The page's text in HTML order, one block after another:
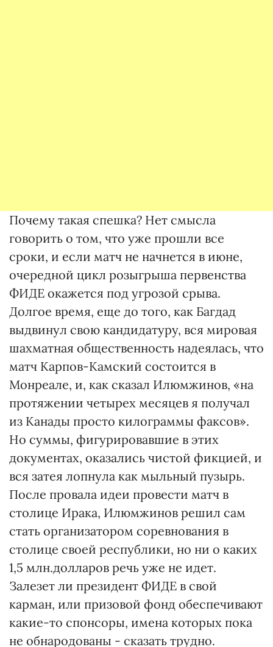
Почему такая спешка? Нет смысла
говорить о том, что уже прошли все
сроки, и если матч не начнется в июне,
очередной цикл розыгрыша первенства
ФИДЕ окажется под угрозой срыва.
Долгое время, еще до того, как Багдад
выдвинул свою кандидатуру, вся мировая
шахматная общественность надеялась, что
матч Карпов-Камский состоится в
Монреале, и, как сказал Илюмжинов, «на
протяжении четырех месяцев я получал
из Канады просто килограммы факсов».
Но суммы, фигурировавшие в этих
документах, оказались чистой фикцией, и
вся затея лопнула как мыльный пузырь.
После провала идеи провести матч в
столице Ирака, Илюмжинов решил сам
стать организатором соревнования в
столице своей республики, но ни о каких
1,5 млн.долларов речь уже не идет.
Залезет ли президент ФИДЕ в свой
карман, или призовой фонд обеспечивают
какие-то спонсоры, имена которых пока
не обнародованы - сказать трудно.